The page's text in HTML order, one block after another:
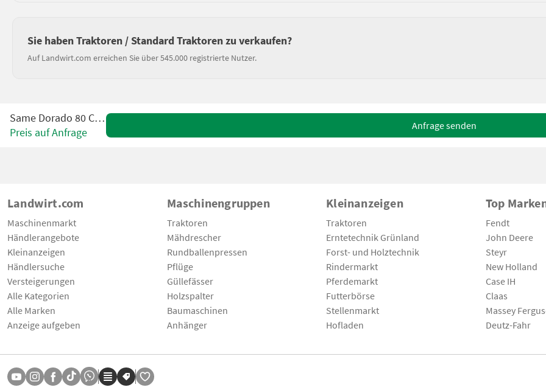
Sie haben Traktoren / Standard Traktoren zu verkaufen?
Auf Landwirt.com erreichen Sie über 545.000 registrierte Nutzer.
Same Dorado 80 Classic
Preis auf Anfrage
Anfrage senden
Landwirt.com
Maschinenmarkt
Händlerangebote
Kleinanzeigen
Händlersuche
Versteigerungen
Alle Kategorien
Alle Marken
Anzeige aufgeben
Maschinengruppen
Traktoren
Mähdrescher
Rundballenpressen
Pflüge
Güllefässer
Holzspalter
Baumaschinen
Anhänger
Kleinanzeigen
Traktoren
Erntetechnik Grünland
Forst- und Holztechnik
Rindermarkt
Pferdemarkt
Futterbörse
Stellenmarkt
Hofladen
Top
Fendt
John Deere
Steyr
New Holland
Case IH
Claas
Massey
Deutz-Fahr